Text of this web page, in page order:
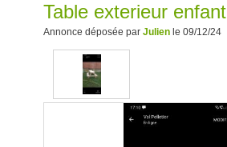
Table exterieur enfant
Annonce déposée par Julien le 09/12/24